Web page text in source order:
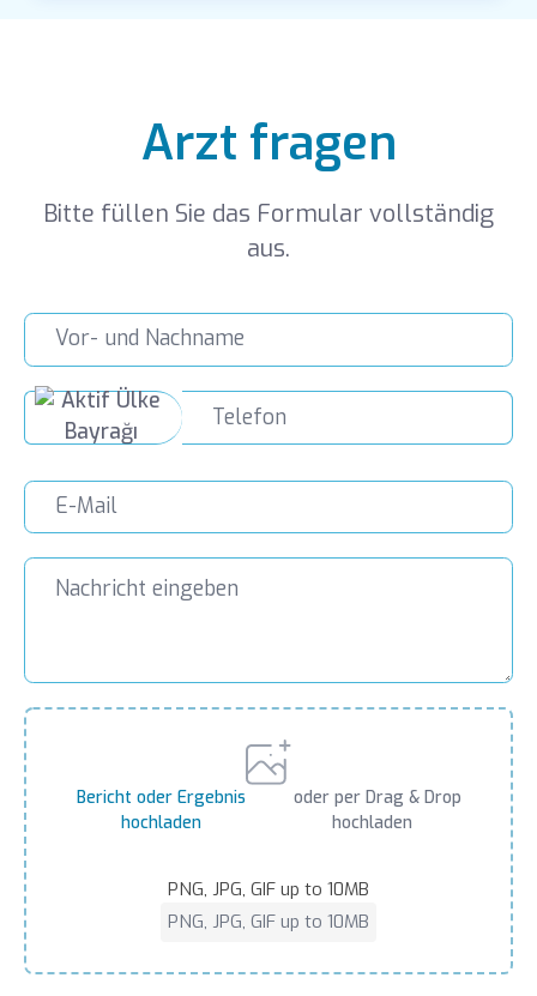
Arzt fragen
Bitte füllen Sie das Formular vollständig
aus.
Bericht oder Ergebnis
hochladen
oder per Drag & Drop
hochladen
PNG, JPG, GIF up to 10MB
PNG, JPG, GIF up to 10MB